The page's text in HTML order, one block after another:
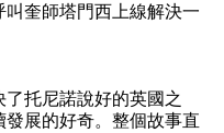
奎師塔門西上線解決一
托尼諾說好的英國之
展的好奇。整個故事直